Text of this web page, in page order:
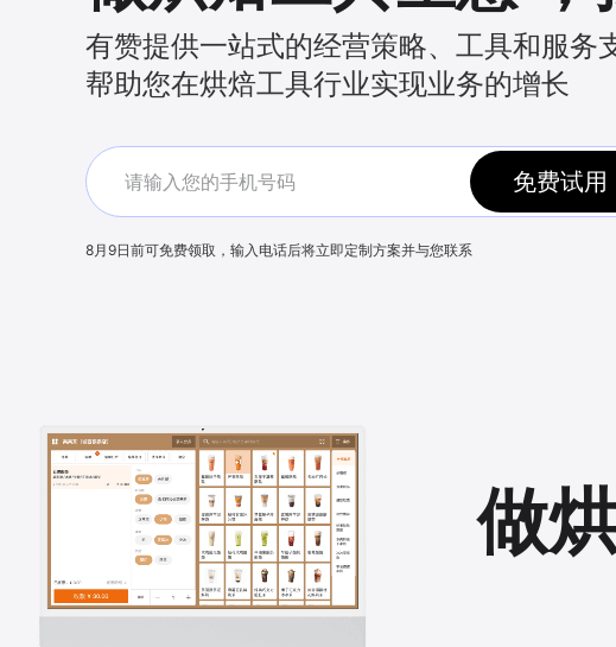
有赞提供一站式的经营策略、工具和服务
帮助您在烘焙工具行业实现业务的增长
免费试用
8月9日前可免费领取，输入电话后将立即定制方案并与您联系
做